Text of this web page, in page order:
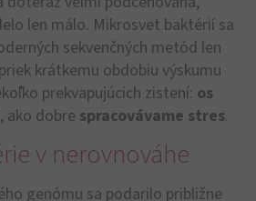
len málo. Mikrosvet baktérií sa
sekvenčných metód len
krátkemu obdobiu výskumu
prekvapujúcich zistení: os
, ako dobre spracovávame stres.
v nerovnováhe
genómu sa podarilo približne